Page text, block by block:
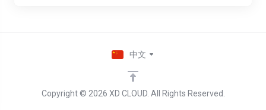
Copyright © 2026 XD CLOUD. All Rights Reserved.
中文